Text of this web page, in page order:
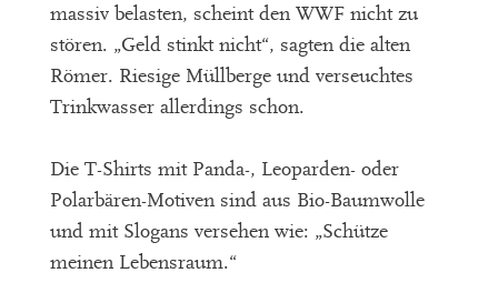
massiv belasten, scheint den WWF nicht zu
stören. „Geld stinkt nicht“, sagten die alten
Römer. Riesige Müllberge und verseuchtes
Trinkwasser allerdings schon.
Die T-Shirts mit Panda-, Leoparden- oder
Polarbären-Motiven sind aus Bio-Baumwolle
und mit Slogans versehen wie: „Schütze
meinen Lebensraum.“